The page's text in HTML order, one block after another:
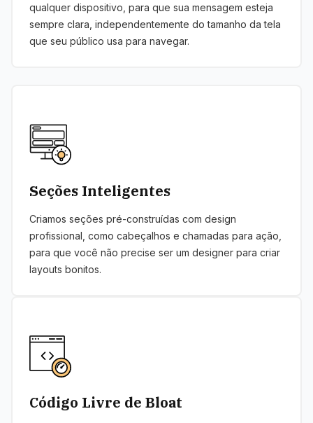
qualquer dispositivo, para que sua mensagem esteja
sempre clara, independentemente do tamanho da tela
que seu público usa para navegar.
Seções Inteligentes
Criamos seções pré-construídas com design
profissional, como cabeçalhos e chamadas para ação,
para que você não precise ser um designer para criar
layouts bonitos.
Código Livre de Bloat